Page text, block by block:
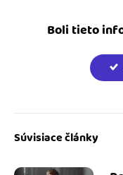
Boli tieto
Súvisiace články